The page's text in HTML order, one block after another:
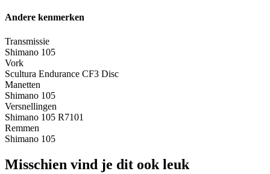
Andere kenmerken
Transmissie
Shimano 105
Vork
Scultura Endurance CF3 Disc
Manetten
Shimano 105
Versnellingen
Shimano 105 R7101
Remmen
Shimano 105
Misschien vind je dit ook leuk